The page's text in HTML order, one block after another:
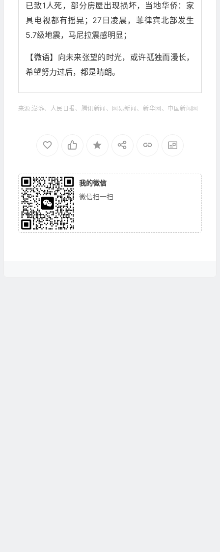
已致1人死，部分房屋出现损坏，当地华侨：家
具电视都有摇晃；27日凌晨，菲律宾北部发生
5.7级地震，马尼拉震感明显；
【微语】向未来张望的时光，或许孤独而漫长，
希望努力过后，都是晴朗。
来源:澎湃、人民日报、腾讯新闻、网易新闻、新华网、中国新闻网
我的微信
微信扫一扫